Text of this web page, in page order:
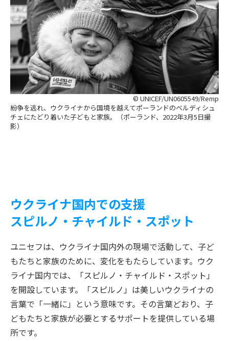
© UNICEF/UN0605549/Remp
紛争を逃れ、ウクライナから国境を越えてポーランドのベルディシュ
チェにたどり着いた子どもと家族。（ポーランド、2022年3月5日撮
影）
ウクライナ国内での支援
スピルノ・チャイルド・スポット
ユニセフは、ウクライナ国内外の現場で活動して、子ど
もたちと家族のために、変化をもたらしています。ウク
ライナ国内では、「スピルノ・チャイルド・スポット」
を開設しています。「スピルノ」は美しいウクライナの
言葉で「一緒に」という意味です。その言葉どおり、子
どもたちと家族が必要とするサポートを提供している場
所です。